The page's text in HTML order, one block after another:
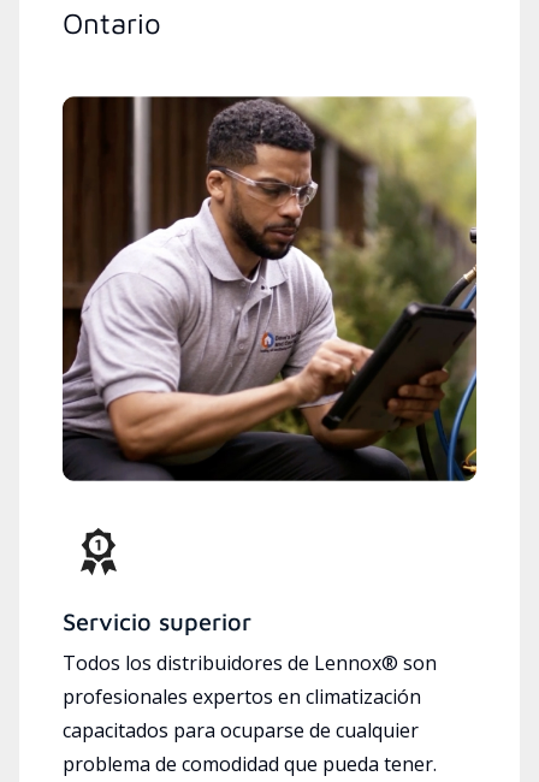
Ontario
Servicio superior
Todos los distribuidores de Lennox® son
profesionales expertos en climatización
capacitados para ocuparse de cualquier
problema de comodidad que pueda tener.